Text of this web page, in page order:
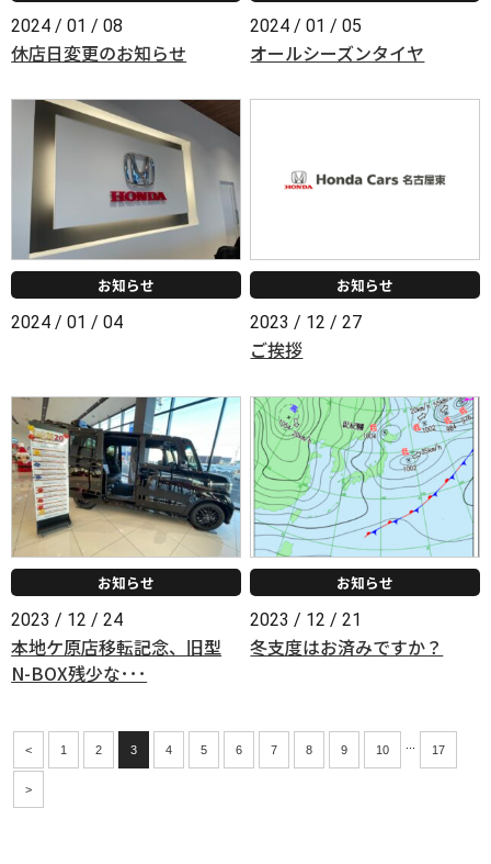
2024 / 01 / 08
休店日変更のお知らせ
2024 / 01 / 05
オールシーズンタイヤ
お知らせ
2024 / 01 / 04
お知らせ
2023 / 12 / 27
ご挨拶
お知らせ
2023 / 12 / 24
本地ケ原店移転記念、旧型
N-BOX残少な･･･
お知らせ
2023 / 12 / 21
冬支度はお済みですか？
< 1 2 3 4 5 6 7 8 9 10 17
>